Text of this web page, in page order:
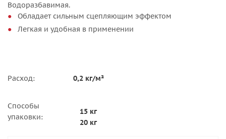
Водоразбавимая.
Обладает сильным сцепляющим эффектом
Легкая и удобная в применении
Расход: 0,2 кг/м²
Способы
упаковки:
15 кг
20 кг